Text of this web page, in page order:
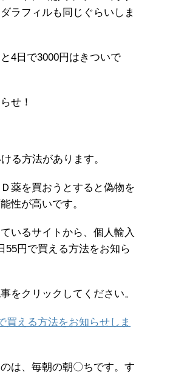
ラフィルも同じぐらいしま
4日で3000円はきついで
せ！
る方法があります。
薬を買おうとすると偽物を
性が高いです。
いるサイトから、個人輸入
55円で買える方法をお知ら
をクリックしてください。
買える方法をお知らせしま
は、毎朝の朝〇ちです。す